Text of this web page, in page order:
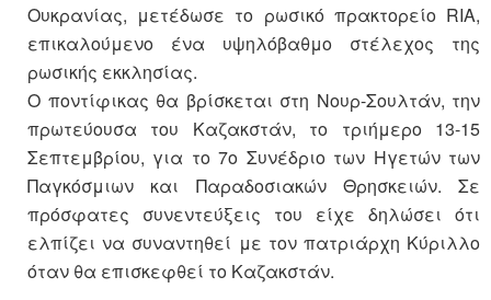
Ουκρανίας, μετέδωσε το ρωσικό πρακτορείο RIA,
επικαλούμενο ένα υψηλόβαθμο στέλεχος της
ρωσικής εκκλησίας.
Ο ποντίφικας θα βρίσκεται στη Νουρ-Σουλτάν, την
πρωτεύουσα του Καζακστάν, το τριήμερο 13-15
Σεπτεμβρίου, για το 7ο Συνέδριο των Ηγετών των
Παγκόσμιων και Παραδοσιακών Θρησκειών. Σε
πρόσφατες συνεντεύξεις του είχε δηλώσει ότι
ελπίζει να συναντηθεί με τον πατριάρχη Κύριλλο
όταν θα επισκεφθεί το Καζακστάν.